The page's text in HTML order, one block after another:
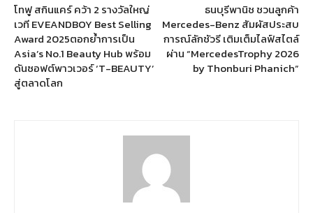
โทฟู สกินแคร์ คว้า 2 รางวัลใหญ่
เวที EVEANDBOY Best Selling
Award 2025ตอกย้ำการเป็น
Asia’s No.1 Beauty Hub พร้อม
ดันซอฟต์พาวเวอร์ ‘T-BEAUTY’
สู่ตลาดโลก
ธนบุรีพานิช ชวนลูกค้า
Mercedes-Benz สัมผัสประสบ
การณ์ลักชัวรี เติมเต็มไลฟ์สไตล์
ผ่าน “MercedesTrophy 2026
by Thonburi Phanich”